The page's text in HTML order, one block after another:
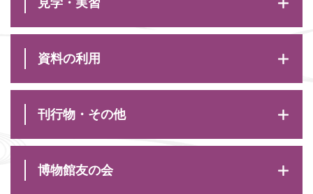
資料の利用
刊行物・その他
博物館友の会